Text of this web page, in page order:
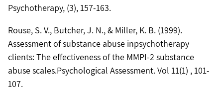
Psychotherapy, (3), 157-163.
Rouse, S. V., Butcher, J. N., & Miller, K. B. (1999).
Assessment of substance abuse inpsychotherapy
clients: The effectiveness of the MMPI-2 substance
abuse scales.Psychological Assessment. Vol 11(1) , 101-
107.